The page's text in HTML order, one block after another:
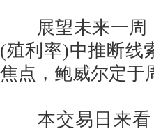
展望未来一周，
(殖利率)中推断线
焦点，鲍威尔定于
本交易日来看